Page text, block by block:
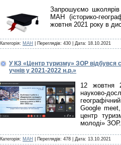
Запрошуємо школярів
МАН (історико-
жовтня 2021 року в
Категорія: МАН | Переглядів: 430 | Дата: 18.10.2021
У КЗ «Центр туризму» ЗОР відбувся
учнів у 2021-2022 н.р.»
12 жовтня
науково-
Google
центр
молоді» ЗОР.
Категорія: МАН | Переглядів: 478 | Дата: 13.10.2021